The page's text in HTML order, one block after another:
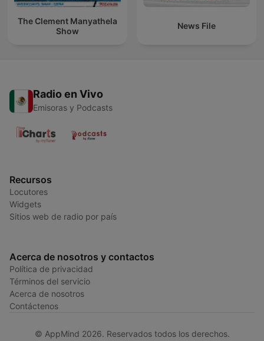
The Clement Manyathela
Show
News File
Radio en Vivo
Emisoras y Podcasts
Recursos
Locutores
Widgets
Sitios web de radio por país
Acerca de nosotros y contactos
Política de privacidad
Términos del servicio
Acerca de nosotros
Contáctenos
© AppMind 2026. Reservados todos los derechos.